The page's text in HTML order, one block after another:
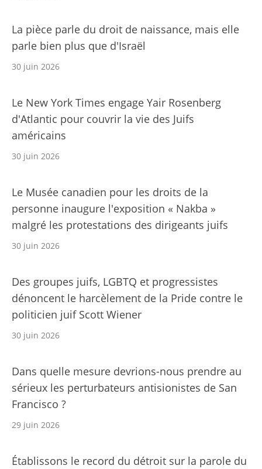
La pièce parle du droit de naissance, mais elle
parle bien plus que d'Israël
30 juin 2026
Le New York Times engage Yair Rosenberg
d'Atlantic pour couvrir la vie des Juifs
américains
30 juin 2026
Le Musée canadien pour les droits de la
personne inaugure l'exposition « Nakba »
malgré les protestations des dirigeants juifs
30 juin 2026
Des groupes juifs, LGBTQ et progressistes
dénoncent le harcèlement de la Pride contre le
politicien juif Scott Wiener
30 juin 2026
Dans quelle mesure devrions-nous prendre au
sérieux les perturbateurs antisionistes de San
Francisco ?
29 juin 2026
Établissons le record du détroit sur la parole du